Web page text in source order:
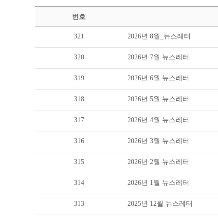
번호
321 2026년 8월_뉴스레터
320 2026년 7월 뉴스레터
319 2026년 6월 뉴스레터
318 2026년 5월 뉴스레터
317 2026년 4월 뉴스레터
316 2026년 3월 뉴스레터
315 2026년 2월 뉴스레터
314 2026년 1월 뉴스레터
313 2025년 12월 뉴스레터